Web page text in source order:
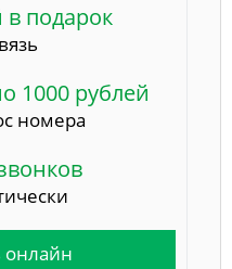
в подарок
1000 рублей
номера